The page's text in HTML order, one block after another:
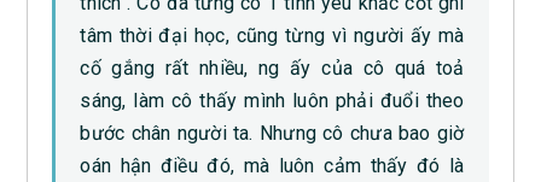
tâm thời đại học, cũng từng vì người ấy mà
cố gắng rất nhiều, ng ấy của cô quá toả
sáng, làm cô thấy mình luôn phải đuổi theo
bước chân người ta. Nhưng cô chưa bao giờ
oán hận điều đó, mà luôn cảm thấy đó là